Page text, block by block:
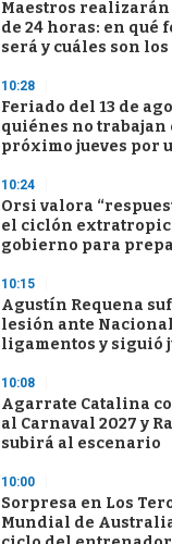
Maestros
de 24 horas: en qué
será y cuáles son
10:28
Feriado del 13 de
quiénes no trabajan
próximo jueves por
10:24
Orsi valora
el ciclón
gobierno para
10:15
Agustín Requena
lesión ante
ligamentos y siguió
10:08
Agarrate Catalina
al Carnaval 2027 y
subirá al escenario
10:00
Sorpresa en Los
Mundial de